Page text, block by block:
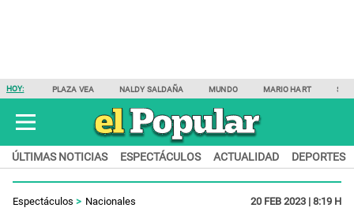
HOY: PLAZA VEA NALDY SALDAÑA MUNDO MARIO HART
ÚLTIMAS NOTICIAS ESPECTÁCULOS ACTUALIDAD DEPORTES
Espectáculos Nacionales 20 FEB 2023 | 8:19 H